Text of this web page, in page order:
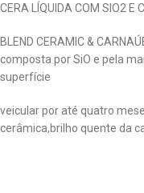
CERA LÍQUIDA COM SIO2 E
BLEND CERAMIC &
composta por SiO e pela
superfície
veicular por até quatro
cerâmica,brilho quente da